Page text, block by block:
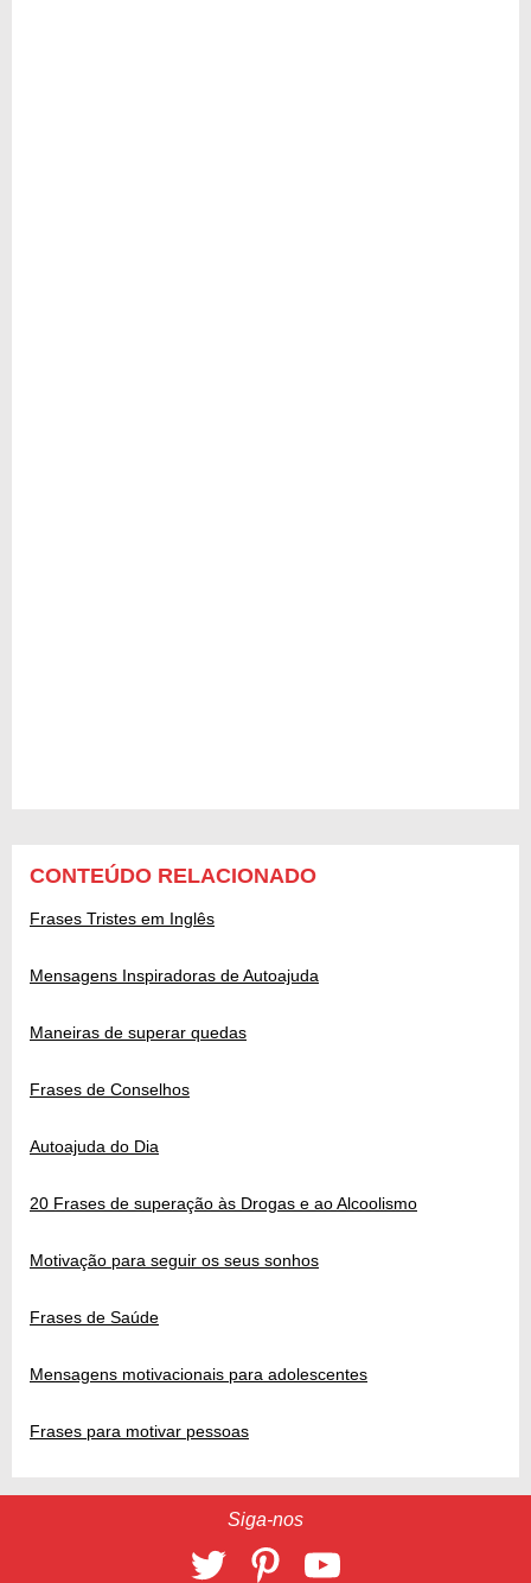
CONTEÚDO RELACIONADO
Frases Tristes em Inglês
Mensagens Inspiradoras de Autoajuda
Maneiras de superar quedas
Frases de Conselhos
Autoajuda do Dia
20 Frases de superação às Drogas e ao Alcoolismo
Motivação para seguir os seus sonhos
Frases de Saúde
Mensagens motivacionais para adolescentes
Frases para motivar pessoas
Siga-nos